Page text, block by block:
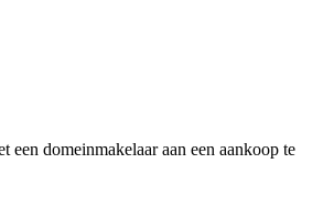
een domeinmakelaar aan een aankoop te